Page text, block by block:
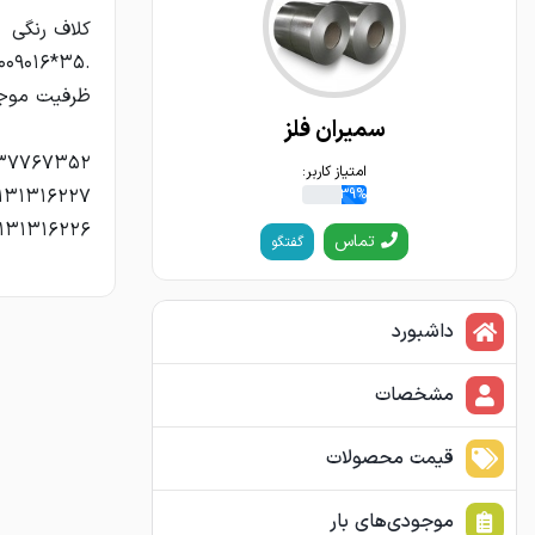
سمیران فلز
امتیاز کاربر:
39%
تماس گفتگو
داشبورد
مشخصات
قیمت محصولات
موجودی‌های بار